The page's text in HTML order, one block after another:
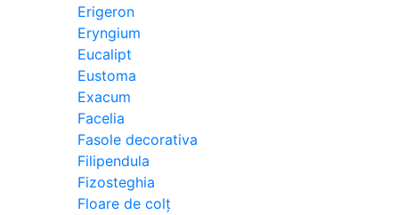
Erigeron
Eryngium
Eucalipt
Eustoma
Exacum
Facelia
Fasole decorativa
Filipendula
Fizosteghia
Floare de colț